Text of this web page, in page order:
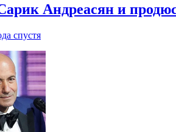
Андреасян и
спустя